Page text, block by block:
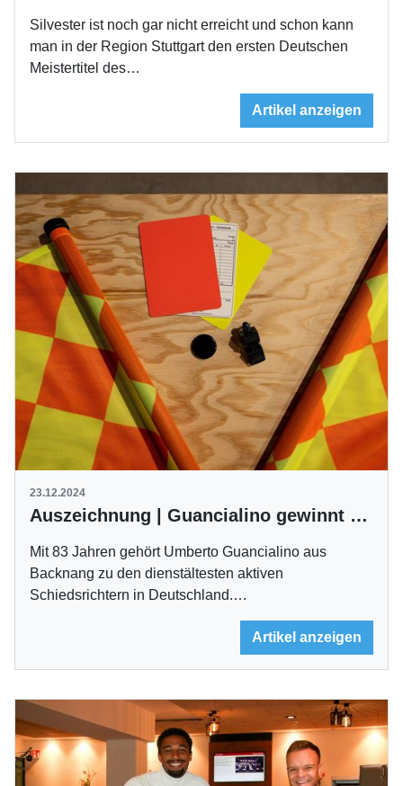
Silvester ist noch gar nicht erreicht und schon kann
man in der Region Stuttgart den ersten Deutschen
Meistertitel des…
Artikel anzeigen
23.12.2024
Auszeichnung | Guancialino gewinnt Zuschauer-Voting
Mit 83 Jahren gehört Umberto Guancialino aus
Backnang zu den dienstältesten aktiven
Schiedsrichtern in Deutschland.…
Artikel anzeigen